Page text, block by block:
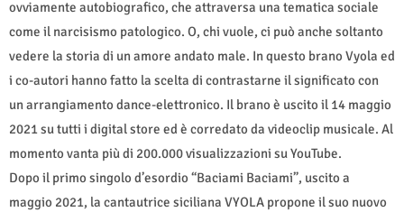
ovviamente autobiografico, che attraversa una tematica sociale
come il narcisismo patologico. O, chi vuole, ci può anche soltanto
vedere la storia di un amore andato male. In questo brano Vyola ed
i co-autori hanno fatto la scelta di contrastarne il significato con
un arrangiamento dance-elettronico. Il brano è uscito il 14 maggio
2021 su tutti i digital store ed è corredato da videoclip musicale. Al
momento vanta più di 200.000 visualizzazioni su YouTube.
Dopo il primo singolo d’esordio “Baciami Baciami”, uscito a
maggio 2021, la cantautrice siciliana VYOLA propone il suo nuovo